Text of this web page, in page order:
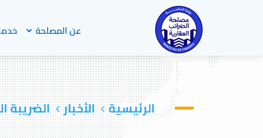
عن المصلحة
الرئيسية الأخبار الضريبة